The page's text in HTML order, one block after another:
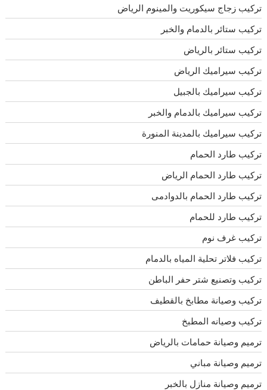
تركيب زجاج سيكوريت والمينوم الرياض
تركيب ستائر بالدمام والخبر
تركيب ستائر بالرياض
تركيب سيراميك الرياض
تركيب سيراميك بالجبيل
تركيب سيراميك بالدمام والخبر
تركيب سيراميك بالمدينة المنورة
تركيب طارد الحمام
تركيب طارد الحمام الرياض
تركيب طارد الحمام بالدوادمى
تركيب طارد للحمام
تركيب غرف نوم
تركيب فلاتر تحلية المياه بالدمام
تركيب وتصنيع شتر حفر الباطن
تركيب وصيانة مطابخ بالقطيف
تركيب وصيانه المطبخ
ترميم وصيانة حمامات بالرياض
ترميم وصيانة مباني
ترميم وصيانة منازل بالخبر